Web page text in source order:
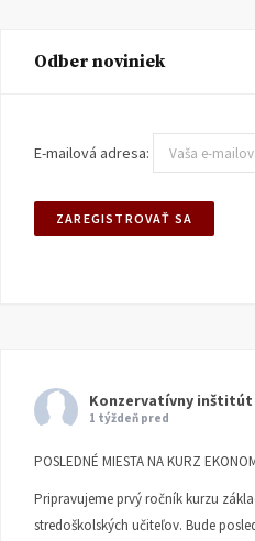
Odber noviniek
E-mailová adresa:
Konzervatívny inštitút
1 týždeň pred
POSLEDNÉ MIESTA NA KURZ
Pripravujeme prvý ročník kurzu
stredoškolských učiteľov. Bude